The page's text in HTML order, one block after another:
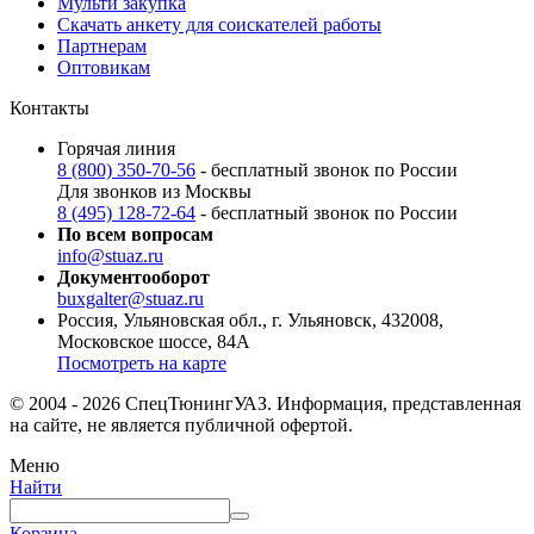
Скачать анкету для соискателей работы
Партнерам
Оптовикам
Контакты
Горячая линия
8 (800) 350-70-56 - бесплатный звонок по России
Для звонков из Москвы
8 (495) 128-72-64 - бесплатный звонок по России
По всем вопросам
info@stuaz.ru
Документооборот
buxgalter@stuaz.ru
Россия, Ульяновская обл., г. Ульяновск, 432008,
Московское шоссе, 84А
Посмотреть на карте
© 2004 - 2026 СпецТюнингУАЗ. Информация, представленная
на сайте, не является публичной офертой.
Меню
Найти